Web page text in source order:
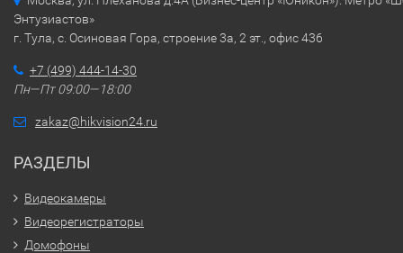
Энтузиастов»
г. Тула, с. Осиновая Гора, строение 3а, 2 эт., офис 436
+7 (499) 444-14-30
Пн—Пт 09:00—18:00
zakaz@hikvision24.ru
РАЗДЕЛЫ
Видеокамеры
Видеорегистраторы
Домофоны